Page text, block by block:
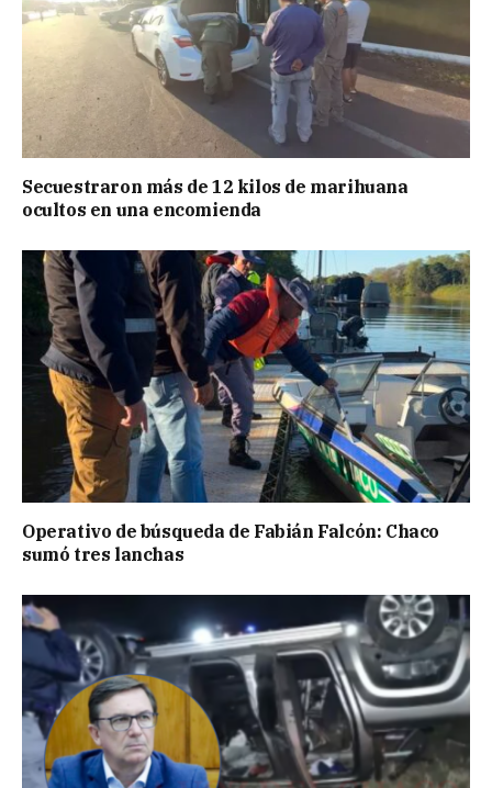
Secuestraron más de 12 kilos de marihuana
ocultos en una encomienda
Operativo de búsqueda de Fabián Falcón: Chaco
sumó tres lanchas